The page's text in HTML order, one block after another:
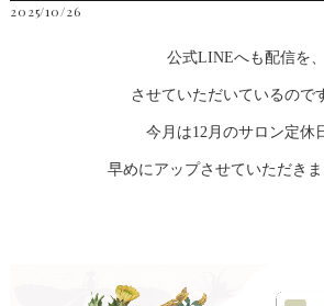
2025/10/26
公式LINEへも配信を、
させていただいているので
今月は12月のサロン定休
早めにアップさせていただき